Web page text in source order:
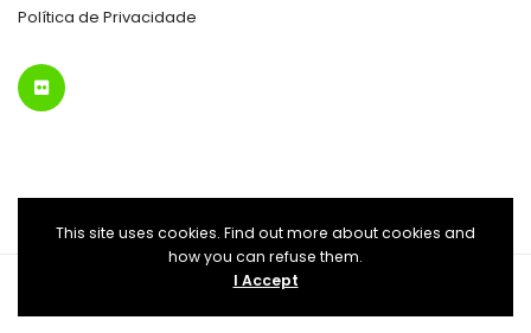
Política de Privacidade
This site uses cookies. Find out more about cookies and
how you can refuse them.
I Accept